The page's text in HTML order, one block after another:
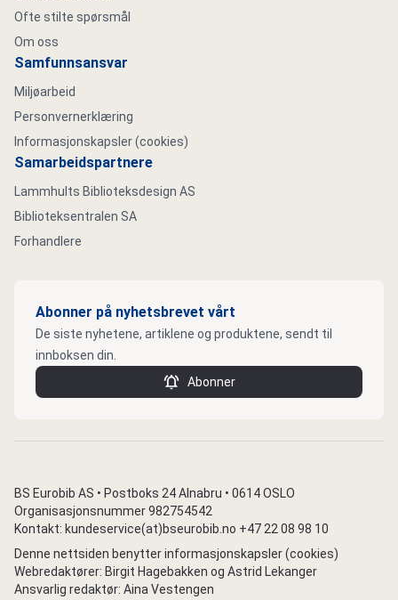
Ofte stilte spørsmål
Om oss
Samfunnsansvar
Miljøarbeid
Personvernerklæring
Informasjonskapsler (cookies)
Samarbeidspartnere
Lammhults Biblioteksdesign AS
Biblioteksentralen SA
Forhandlere
Abonner på nyhetsbrevet vårt
De siste nyhetene, artiklene og produktene, sendt til
innboksen din.
Abonner
BS Eurobib AS • Postboks 24 Alnabru • 0614 OSLO
Organisasjonsnummer 982754542
Kontakt: kundeservice(at)bseurobib.no +47 22 08 98 10
Denne nettsiden benytter informasjonskapsler (cookies)
Webredaktører: Birgit Hagebakken og Astrid Lekanger
Ansvarlig redaktør: Aina Vestengen